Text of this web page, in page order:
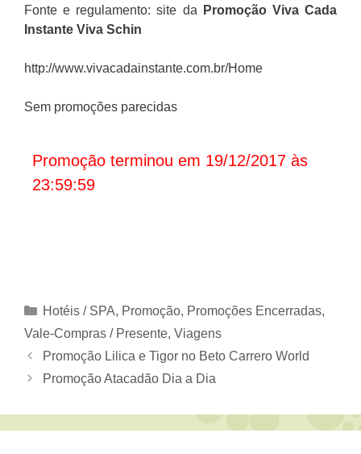
Fonte e regulamento: site da Promoção Viva Cada
Instante Viva Schin
http://www.vivacadainstante.com.br/Home
Sem promoções parecidas
Promoção terminou em 19/12/2017 às
23:59:59
Categorias
Hotéis / SPA, Promoção, Promoções Encerradas,
Vale-Compras / Presente, Viagens
Promoção Lilica e Tigor no Beto Carrero World
Promoção Atacadão Dia a Dia